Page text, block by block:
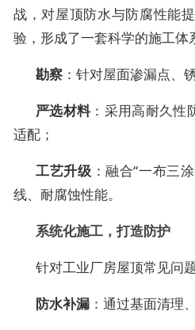
战，对屋顶防水与防腐性能
验，形成了一套科学的施工体
勘察 ：针对屋面渗漏点、
严选材料：采用高耐久性
适配；
工艺升级 ：融合“一布三
线、耐腐蚀性能。
系统化施工，打造防护
针对工业厂房屋顶常见问
防水补漏 ：通过基面清理